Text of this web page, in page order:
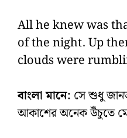
All he knew was
of the night. Up
clouds were
বাংলা মানে: সে শুধু
আকাশের অনেক উঁচুতে